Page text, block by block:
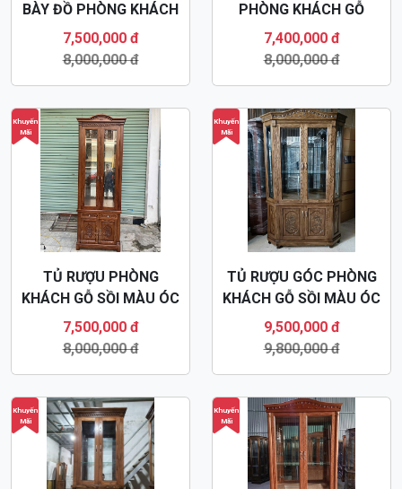
BÀY ĐỒ PHÒNG KHÁCH
TR22
7,500,000 đ
8,000,000 đ
PHÒNG KHÁCH GỖ
XOAN ĐÀO HIỆN ĐẠI
TR21
7,400,000 đ
8,000,000 đ
Khuyến
Mãi
TỦ RƯỢU PHÒNG
KHÁCH GỖ SỒI MÀU ÓC
CHÓ TR20
7,500,000 đ
8,000,000 đ
Khuyến
Mãi
TỦ RƯỢU GÓC PHÒNG
KHÁCH GỖ SỒI MÀU ÓC
CHÓ TR19
9,500,000 đ
9,800,000 đ
Khuyến
Mãi
Khuyến
Mãi